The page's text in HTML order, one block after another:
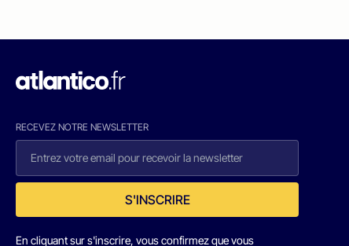
RECEVEZ NOTRE NEWSLETTER
S'INSCRIRE
En cliquant sur s'inscrire, vous confirmez que vous